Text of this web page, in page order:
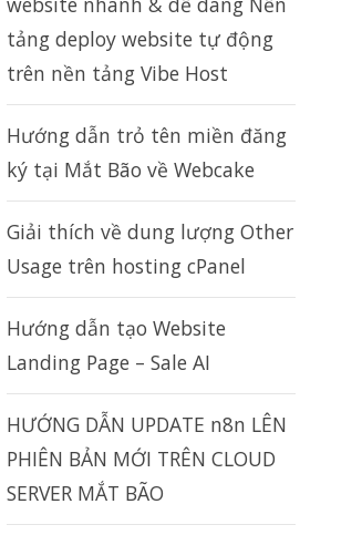
tảng deploy website tự động
trên nền tảng Vibe Host
Hướng dẫn trỏ tên miền đăng
ký tại Mắt Bão về Webcake
Giải thích về dung lượng Other
Usage trên hosting cPanel
Hướng dẫn tạo Website
Landing Page – Sale AI
HƯỚNG DẪN UPDATE n8n LÊN
PHIÊN BẢN MỚI TRÊN CLOUD
SERVER MẮT BÃO